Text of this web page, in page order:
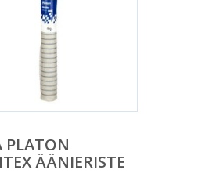
PLATON
ÄÄNIERISTE